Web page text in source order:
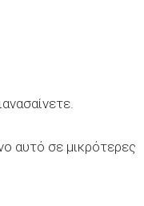
αυτό σε μικρότερες